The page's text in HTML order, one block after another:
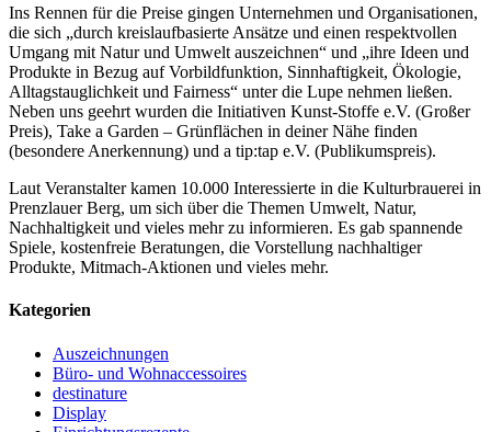
Ins Rennen für die Preise gingen Unternehmen und Organisationen,
die sich „durch kreislaufbasierte Ansätze und einen respektvollen
Umgang mit Natur und Umwelt auszeichnen“ und „ihre Ideen und
Produkte in Bezug auf Vorbildfunktion, Sinnhaftigkeit, Ökologie,
Alltagstauglichkeit und Fairness“ unter die Lupe nehmen ließen.
Neben uns geehrt wurden die Initiativen Kunst-Stoffe e.V. (Großer
Preis), Take a Garden – Grünflächen in deiner Nähe finden
(besondere Anerkennung) und a tip:tap e.V. (Publikumspreis).
Laut Veranstalter kamen 10.000 Interessierte in die Kulturbrauerei in
Prenzlauer Berg, um sich über die Themen Umwelt, Natur,
Nachhaltigkeit und vieles mehr zu informieren. Es gab spannende
Spiele, kostenfreie Beratungen, die Vorstellung nachhaltiger
Produkte, Mitmach-Aktionen und vieles mehr.
Kategorien
Auszeichnungen
Büro- und Wohnaccessoires
destinature
Display